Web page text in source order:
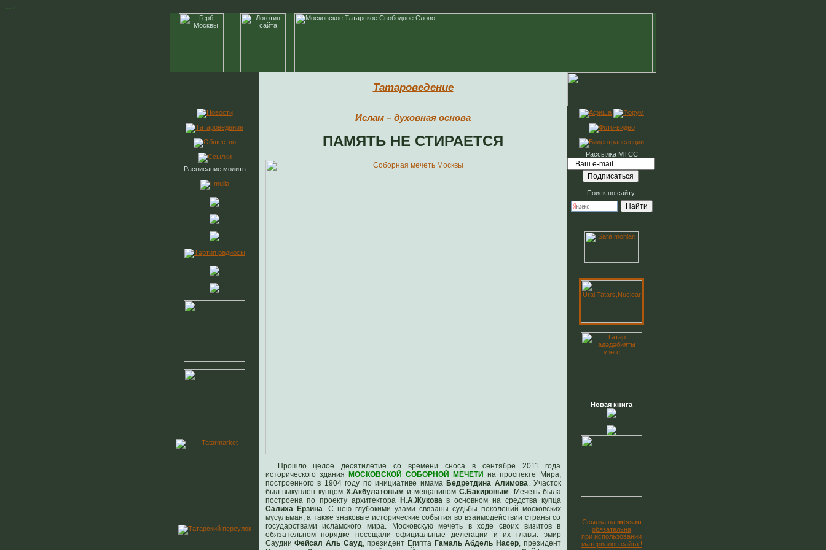
Расписание молитв
Татароведение
Ислам – духовная основа
ПАМЯТЬ НЕ СТИРАЕТСЯ
Прошло целое десятилетие со времени сноса в сентябре 2011 года
исторического здания
МОСКОВСКОЙ СОБОРНОЙ МЕЧЕТИ на проспекте Мира,
построенного в 1904 году по инициативе имама Бедретдина Алимова. Участок
был выкуплен купцомХ.Акбулатовым и мещанином С.Бакировым. Мечеть была
построена по проекту архитектора
Н.А.Жуковав основном на средства купца
Салиха Ерзина. С нею глубокими узами связаны судьбы поколений московских
мусульман, а также знаковые исторические события во взаимодействии страны со
государствами исламского мира. Московскую мечеть в ходе своих визитов в
обязательном порядке посещали официальные делегации и их главы: эмир
СаудииФейсал Аль Сауд, президент Египта Гамаль Абдель Насер, президент
Рассылка МТСС
Поиск по сайту:
Новая книга
Ссылка на mtss.ru
обязательна
при использовании
материалов сайта !